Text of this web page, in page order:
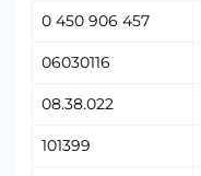
0 450 906 457
06030116
08.38.022
101399